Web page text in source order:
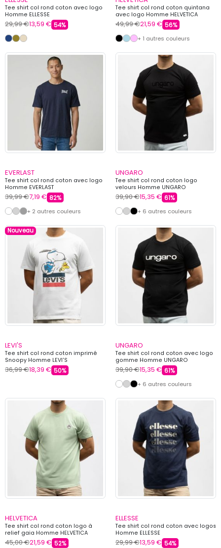
Tee shirt col rond coton avec logo
Homme ELLESSE
29,99 €13,59 € 54%
Tee shirt col rond coton quintana
avec logo Homme HELVETICA
49,99 €21,59 € 56%
+ 1 autres couleurs
EVERLAST
Tee shirt col rond coton avec logo
Homme EVERLAST
39,99 €7,19 € 82%
+ 2 autres couleurs
UNGARO
Tee shirt col rond coton logo
velours Homme UNGARO
39,90 €15,35 € 61%
+ 6 autres couleurs
Nouveau
LEVI'S
Tee shirt col rond coton imprimé
Snoopy Homme LEVI'S
36,99 €18,39 € 50%
UNGARO
Tee shirt col rond coton avec logo
gomme Homme UNGARO
39,90 €15,35 € 61%
+ 6 autres couleurs
HELVETICA
Tee shirt col rond coton logo à
relief gaia Homme HELVETICA
45,00 €21,59 € 52%
ELLESSE
Tee shirt col rond coton avec logos
Homme ELLESSE
29,99 €13,59 € 54%